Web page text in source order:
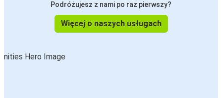
Podróżujesz z nami po raz pierwszy?
Więcej o naszych usługach